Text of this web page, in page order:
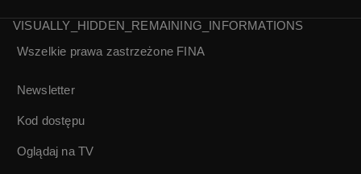
Polska Kronika
Polska Kronika
VISUALLY_HIDDEN_REMAINING_INFORMATIONS
Wszelkie prawa zastrzeżone FINA
Newsletter
Kod dostępu
Oglądaj na TV